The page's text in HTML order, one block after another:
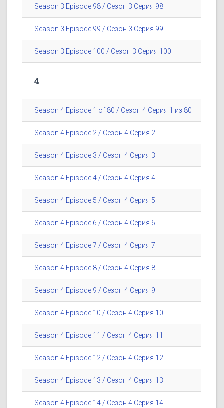
Season 3 Episode 98 / Сезон 3 Серия 98
Season 3 Episode 99 / Сезон 3 Серия 99
Season 3 Episode 100 / Сезон 3 Серия 100
4
Season 4 Episode 1 of 80 / Сезон 4 Серия 1 из 80
Season 4 Episode 2 / Сезон 4 Серия 2
Season 4 Episode 3 / Сезон 4 Серия 3
Season 4 Episode 4 / Сезон 4 Серия 4
Season 4 Episode 5 / Сезон 4 Серия 5
Season 4 Episode 6 / Сезон 4 Серия 6
Season 4 Episode 7 / Сезон 4 Серия 7
Season 4 Episode 8 / Сезон 4 Серия 8
Season 4 Episode 9 / Сезон 4 Серия 9
Season 4 Episode 10 / Сезон 4 Серия 10
Season 4 Episode 11 / Сезон 4 Серия 11
Season 4 Episode 12 / Сезон 4 Серия 12
Season 4 Episode 13 / Сезон 4 Серия 13
Season 4 Episode 14 / Сезон 4 Серия 14